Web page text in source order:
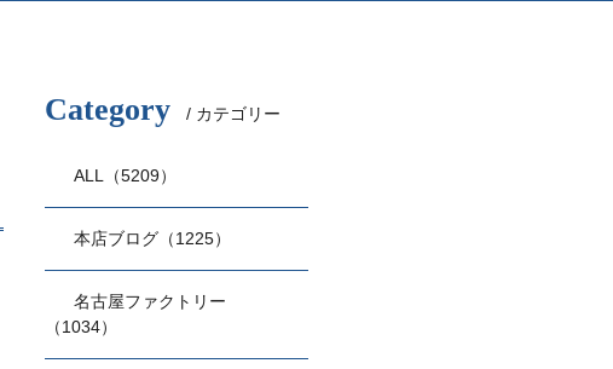
Category / カテゴリー
ALL（5209）
本店ブログ（1225）
名古屋ファクトリー
（1034）